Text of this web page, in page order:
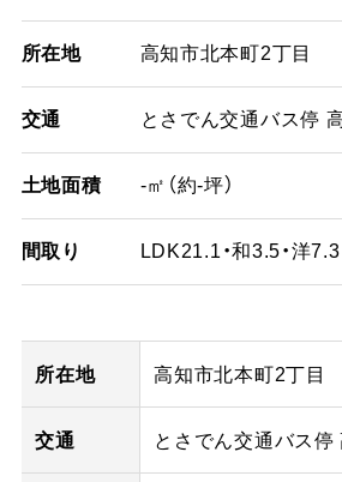
所在地 高知市北本町2丁目
交通 とさでん交通バス停
土地面積 -㎡（約-坪）
間取り LDK21.1・和3.5・洋7.3
所在地 高知市北本町2丁目
交通 とさでん交通バス停